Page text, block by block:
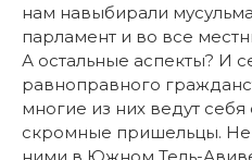
нам навыбирали
парламент и во все
А остальные аспекты? И
равноправного
многие из них ведут
скромные пришельцы.